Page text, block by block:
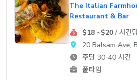
The Italian
Restaurant & Bar
$18 ~$20/ 시간
20 Balsam Ave,
주당 30-40 시간
풀타임